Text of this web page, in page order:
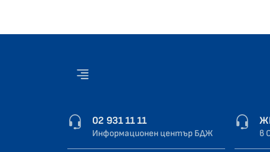
02 931 11 11
Информационен център БДЖ в